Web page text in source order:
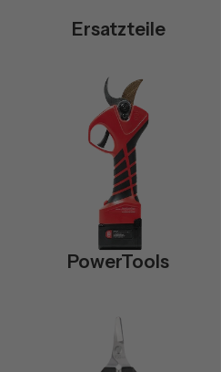
Ersatzteile
PowerTools